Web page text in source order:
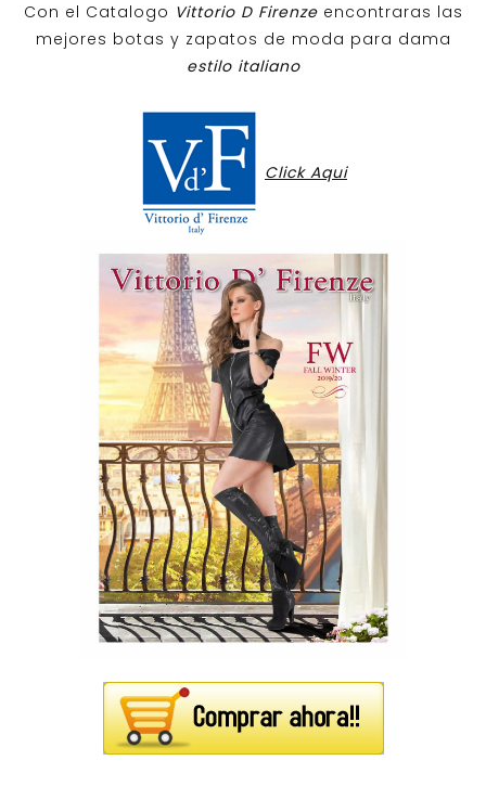
Con el Catalogo Vittorio D Firenzeencontraras las
mejores botas y zapatos de moda para dama
estilo italiano
Click Aqui